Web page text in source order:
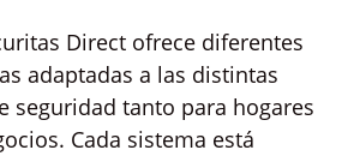
Direct ofrece diferentes
adaptadas a las distintas
seguridad tanto para hogares
Cada sistema está